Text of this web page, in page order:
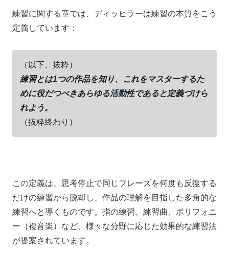
練習に関する章では、ディッヒラーは練習の本質をこう
定義しています：
（以下、抜粋）
練習とは1つの作品を知り、これをマスターするた
めに役だつべきあらゆる活動性であると定義づけら
れよう。
（抜粋終わり）
この定義は、思考停止で同じフレーズを何度も反復する
だけの練習から脱却し、作品の理解を目指した多角的な
練習へと導くものです。指の練習、練習曲、ポリフォニ
ー（複音楽）など、様々な分野に応じた効果的な練習法
が提案されています。